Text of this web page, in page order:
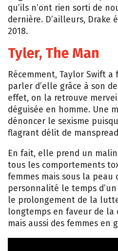
qu’ils n’ont rien sorti de
dernière. D’ailleurs, Drake
2018.
Tyler, The Man
Récemment, Taylor Swift
parler d’elle grâce à son
effet, on la retrouve
déguisée en homme. Une
dénoncer le sexisme
flagrant délit de
En fait, elle prend un
tous les comportements
femmes mais sous la peau
personnalité le temps
le prolongement de la
longtemps en faveur de la
mais aussi des femmes en